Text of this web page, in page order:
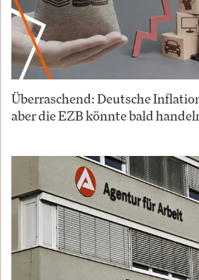
Überraschend: Deutsche
aber die EZB könnte bald